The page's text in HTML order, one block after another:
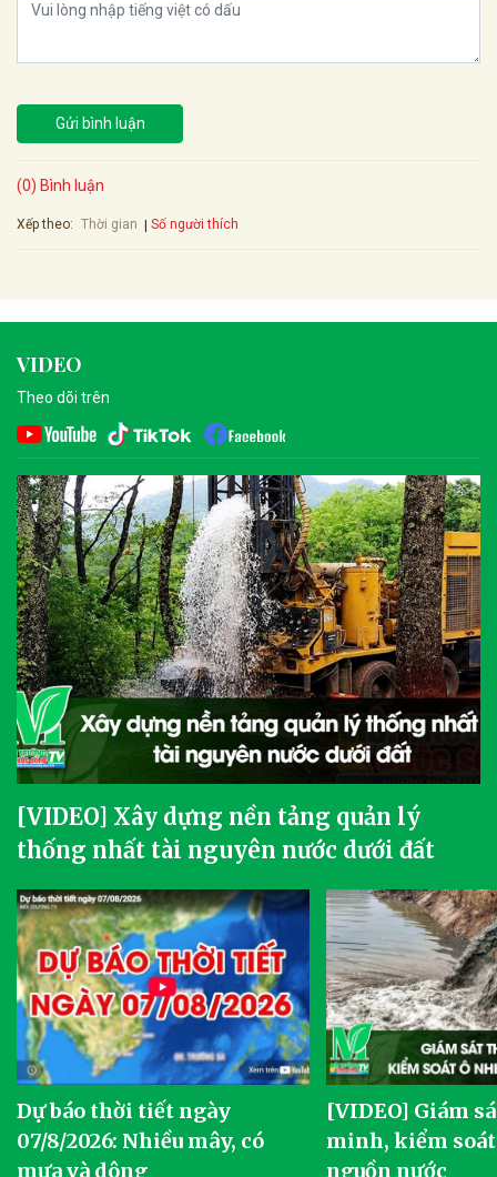
Gửi bình luận
(0) Bình luận
Xếp theo: Thời gian Số người thích
VIDEO
Theo dõi trên
[VIDEO] Xây dựng nền tảng quản lý
thống nhất tài nguyên nước dưới đất
Dự báo thời tiết ngày
07/8/2026: Nhiều mây, có
mưa và dông
[VIDEO] Giám
minh, kiểm
nguồn nước